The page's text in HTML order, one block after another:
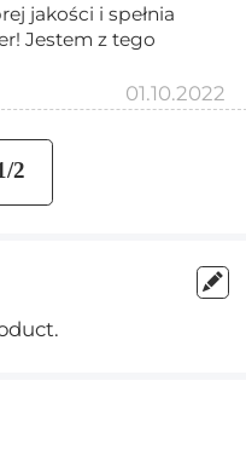
jakości i spełnia
Jestem z tego
01.10.2022
2